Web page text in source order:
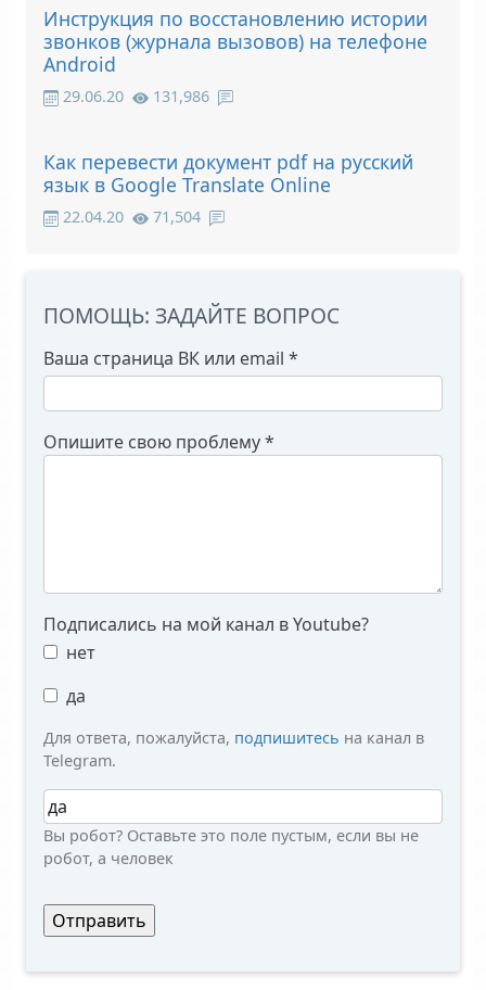
Инструкция по восстановлению истории
звонков (журнала вызовов) на телефоне
Android
29.06.20 131,986
Как перевести документ pdf на русский
язык в Google Translate Online
22.04.20 71,504
ПОМОЩЬ: ЗАДАЙТЕ ВОПРОС
Ваша страница ВК или email *
Опишите свою проблему*
Подписались на мой канал в Youtube?
нет
да
Для ответа, пожалуйста, подпишитесь на канал в
Telegram.
Вы робот?
Вы робот? Оставьте это поле пустым, если вы не
робот, а человек